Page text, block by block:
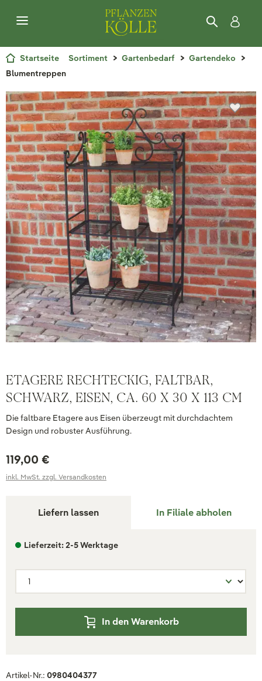
Startseite Sortiment Gartenbedarf
Gartendeko
Blumentreppen
ETAGERE RECHTECKIG, FALTBAR,
SCHWARZ, EISEN, CA. 60 X 30 X 113 CM
Die faltbare Etagere aus Eisen überzeugt mit durchdachtem
Design und robuster Ausführung.
119,00 €
inkl. MwSt. zzgl. Versandkosten
Liefern lassen In Filiale abholen
Lieferzeit: 2-5 Werktage
In den Warenkorb
Artikel-Nr.: 0980404377